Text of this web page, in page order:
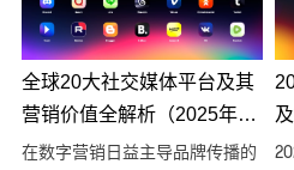
全球20大社交媒体平台及其
营销价值全解析（2025年最
新版）
在数字营销日益主导品牌传播的